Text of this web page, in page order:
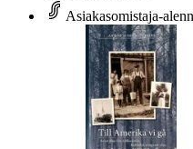
Asiakasomistaja-